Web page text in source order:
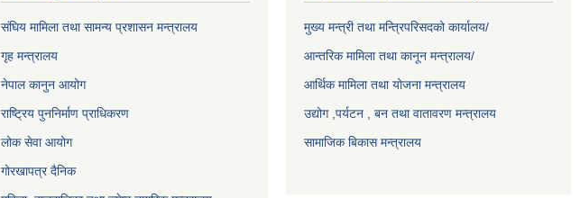
संघिय मामिला तथा सामन्य प्रशासन मन्त्रालय
गृह मन्त्रालय
नेपाल कानुन आयोग
राष्ट्रिय पुननिर्माण प्राधिकरण
लोक सेवा आयोग
गोरखापत्र दैनिक
मुख्य मन्त्री तथा मन्त्रिपरिसदको कार्यालय/
आन्तरिक मामिला तथा कानून मन्त्रालय/
आर्थिक मामिला तथा योजना मन्त्रालय
उद्योग ,पर्यटन , बन तथा वातावरण मन्त्रालय
सामाजिक बिकास मन्त्रालय